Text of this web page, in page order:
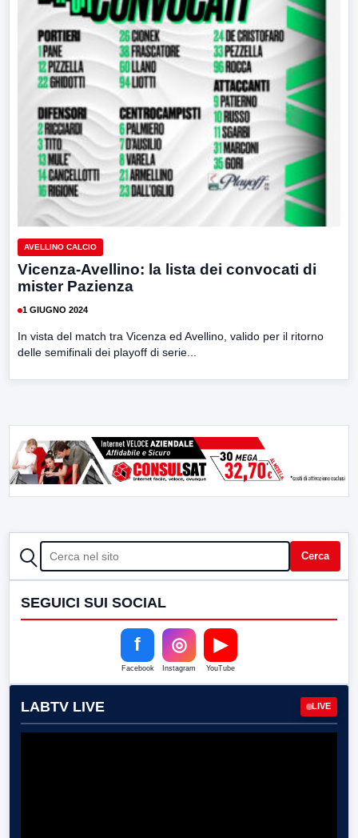
AVELLINO CALCIO
Vicenza-Avellino: la lista dei convocati di
mister Pazienza
1 GIUGNO 2024
In vista del match tra Vicenza ed Avellino, valido per il ritorno
delle semifinali dei playoff di serie...
CERCA Cerca
SEGUICI SUI SOCIAL
f
Facebook
◎
Instagram
▶
YouTube
LABTV LIVE LIVE